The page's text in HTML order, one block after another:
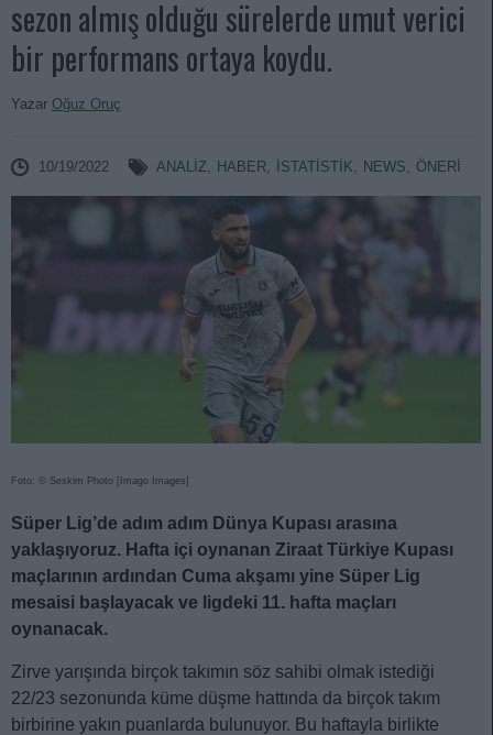
sezon almış olduğu sürelerde umut verici
bir performans ortaya koydu.
Yazar Oğuz Oruç
10/19/2022 ANALIZ, HABER, İSTATİSTİK, NEWS, ÖNERİ
Foto: © Seskim Photo [Imago Images]
Süper Lig’de adım adım Dünya Kupası arasına
yaklaşıyoruz. Hafta içi oynanan Ziraat Türkiye Kupası
maçlarının ardından Cuma akşamı yine Süper Lig
mesaisi başlayacak ve ligdeki 11. hafta maçları
oynanacak.
Zirve yarışında birçok takımın söz sahibi olmak istediği
22/23 sezonunda küme düşme hattında da birçok takım
birbirine yakın puanlarda bulunuyor. Bu haftayla birlikte